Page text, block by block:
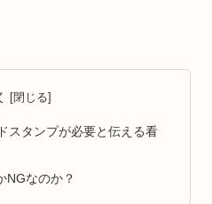
スタンプが必要と伝える看
NGなのか？